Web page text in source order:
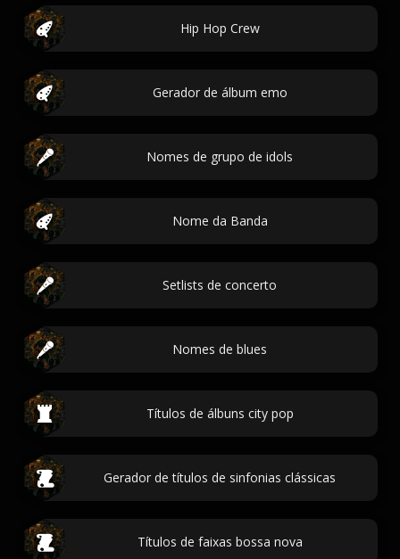
Hip Hop Crew
Gerador de álbum emo
Nomes de grupo de idols
Nome da Banda
Setlists de concerto
Nomes de blues
Títulos de álbuns city pop
Gerador de títulos de sinfonias clássicas
Títulos de faixas bossa nova